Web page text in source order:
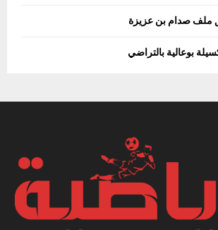
ملف صدام بن عزيزة
بوعالية بالتراضي